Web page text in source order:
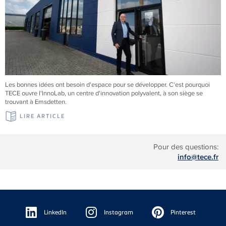
Pour des questions:
info@tece.fr
Les bonnes idées ont besoin d'espace pour se développer. C'est pourquoi
TECEouvre l'InnoLab, un centre d'innovation polyvalent, à son siège se
trouvant à Emsdetten.
LIRE ARTICLE
Floating
Sidebar LinkedIn Instagram Pinterest